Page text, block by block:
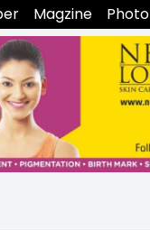
Magzine